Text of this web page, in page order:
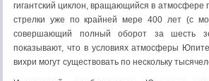
гигантский циклон, вращающийся в атмосфере
стрелки уже по крайней мере 400 лет (с
совершающий полный оборот за шесть
показывают, что в условиях атмосферы
вихри могут существовать по нескольку